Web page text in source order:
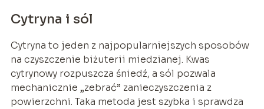
Cytryna i sól
Cytryna to jeden z najpopularniejszych sposobów
na czyszczenie biżuterii miedzianej. Kwas
cytrynowy rozpuszcza śniedź, a sól pozwala
mechanicznie „zebrać” zanieczyszczenia z
powierzchni. Taka metoda jest szybka i sprawdza